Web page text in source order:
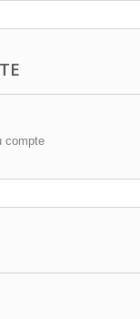
compte